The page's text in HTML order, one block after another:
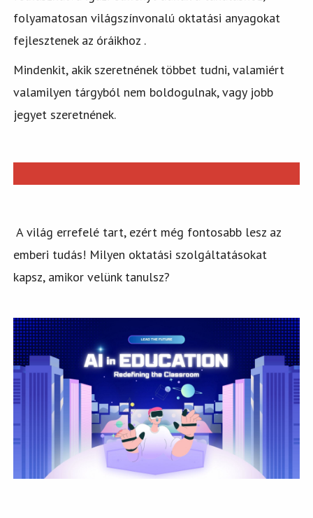
folyamatosan világszínvonalú oktatási anyagokat
fejlesztenek az óráikhoz .
Mindenkit, akik szeretnének többet tudni, valamiért
valamilyen tárgyból nem boldogulnak, vagy jobb
jegyet szeretnének.
A világ errefelé tart, ezért még fontosabb lesz az
emberi tudás! Milyen oktatási szolgáltatásokat
kapsz, amikor velünk tanulsz?